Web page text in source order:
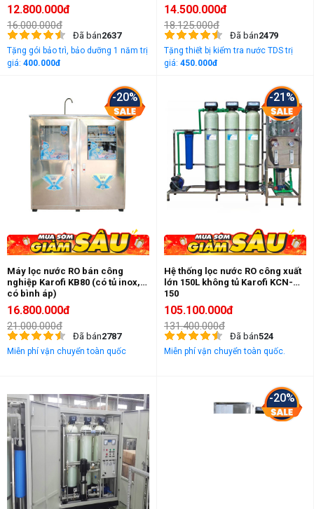
12.800.000đ
16.000.000đ
Đã bán2637
Tặng gói bảo trì, bảo dưỡng 1 năm trị
giá: 400.000đ
14.500.000đ
18.125.000đ
Đã bán2479
Tặng thiết bị kiểm tra nước TDS trị
giá: 450.000đ
-20%
Máy lọc nước RO bán công
nghiệp Karofi KB80 (có tủ inox,
có bình áp)
16.800.000đ
21.000.000đ
Đã bán2787
Miễn phí vận chuyển toàn quốc
-21%
Hệ thống lọc nước RO công xuất
lớn 150L không tủ Karofi KCN-
150
105.100.000đ
131.400.000đ
Đã bán524
Miễn phí vận chuyển toàn quốc.
-20%